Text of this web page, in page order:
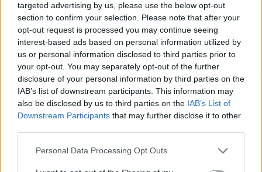
targeted advertising by us, please use the below opt-out
section to confirm your selection. Please note that after your
opt-out request is processed you may continue seeing
interest-based ads based on personal information utilized by
us or personal information disclosed to third parties prior to
your opt-out. You may separately opt-out of the further
disclosure of your personal information by third parties on the
IAB’s list of downstream participants. This information may
also be disclosed by us to third parties on the IAB’s List of
Downstream Participants that may further disclose it to other
Personal Data Processing Opt Outs
38,04 proc.
Audronė Jankuvienė (LVŽS) – 12,77 proc.
21. Marių (galutiniai)
Ligita Girskienė (LVŽS) – 23,12 proc.
Kęstutis Navickas (TS-LKD) – 15,99 proc.